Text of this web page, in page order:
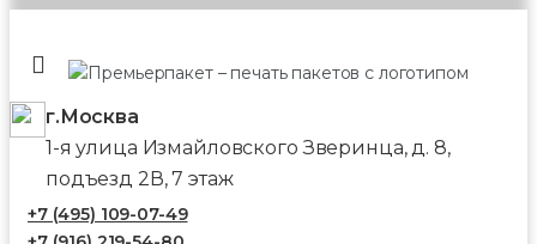
г.Москва
1-я улица Измайловского Зверинца, д. 8,
подъезд 2В, 7 этаж
+7 (495) 109-07-49